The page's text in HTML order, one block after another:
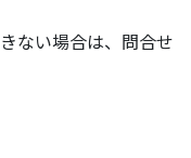
ない場合は、問合せ